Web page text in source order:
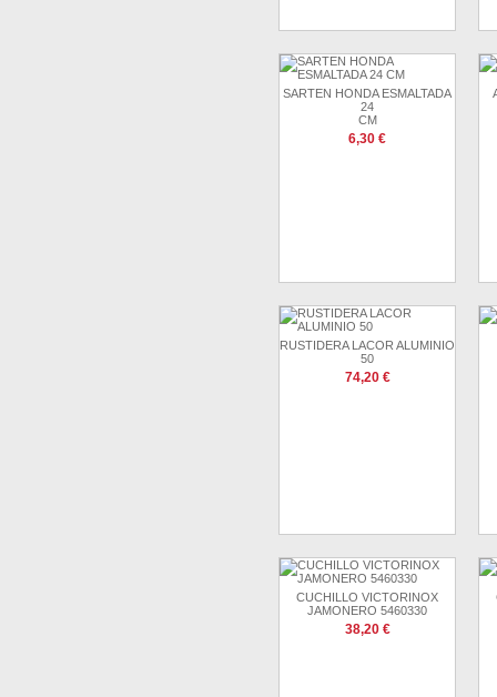
SARTEN HONDA ESMALTADA
24
CM
6,30 €
RUSTIDERA LACOR ALUMINIO
50
74,20 €
CUCHILLO VICTORINOX
JAMONERO 5460330
38,20 €